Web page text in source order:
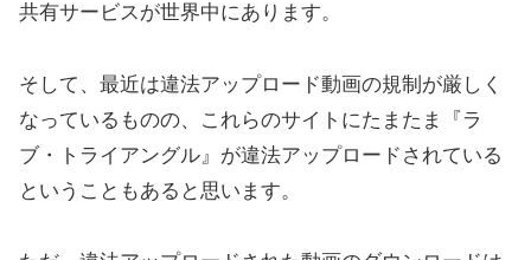
共有サービスが世界中にあります。
そして、最近は違法アップロード動画の規制が厳しく
なっているものの、これらのサイトにたまたま『ラ
ブ・トライアングル』が違法アップロードされている
ということもあると思います。